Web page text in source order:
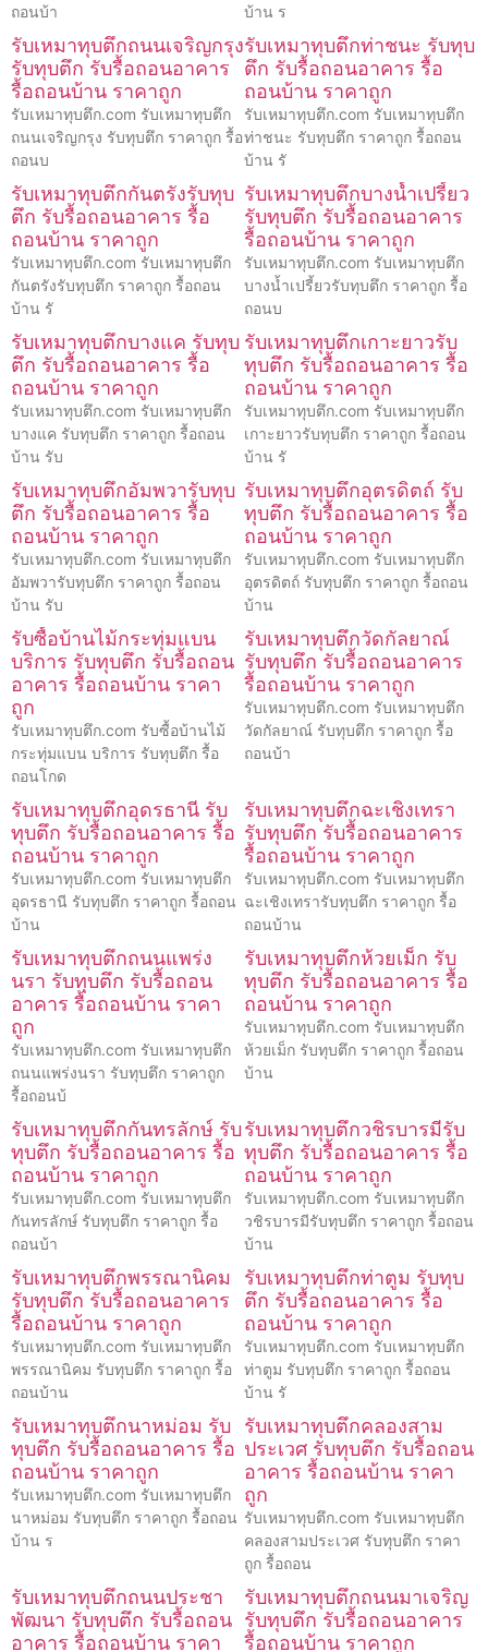
ถอนบ้า
บ้าน ร
รับเหมาทุบตึกถนนเจริญกรุง
รับทุบตึก รับรื้อถอนอาคาร
รื้อถอนบ้าน ราคาถูก
รับเหมาทุบตึก.com รับเหมาทุบตึก
ถนนเจริญกรุง รับทุบตึก ราคาถูก รื้อ
ถอนบ
รับเหมาทุบตึกท่าชนะ รับทุบ
ตึก รับรื้อถอนอาคาร รื้อ
ถอนบ้าน ราคาถูก
รับเหมาทุบตึก.com รับเหมาทุบตึก
ท่าชนะ รับทุบตึก ราคาถูก รื้อถอน
บ้าน รั
รับเหมาทุบตึกกันตรังรับทุบ
ตึก รับรื้อถอนอาคาร รื้อ
ถอนบ้าน ราคาถูก
รับเหมาทุบตึก.com รับเหมาทุบตึก
กันตรังรับทุบตึก ราคาถูก รื้อถอน
บ้าน รั
รับเหมาทุบตึกบางน้ำเปรี้ยว
รับทุบตึก รับรื้อถอนอาคาร
รื้อถอนบ้าน ราคาถูก
รับเหมาทุบตึก.com รับเหมาทุบตึก
บางน้ำเปรี้ยวรับทุบตึก ราคาถูก รื้อ
ถอนบ
รับเหมาทุบตึกบางแค รับทุบ
ตึก รับรื้อถอนอาคาร รื้อ
ถอนบ้าน ราคาถูก
รับเหมาทุบตึก.com รับเหมาทุบตึก
บางแค รับทุบตึก ราคาถูก รื้อถอน
บ้าน รับ
รับเหมาทุบตึกเกาะยาวรับ
ทุบตึก รับรื้อถอนอาคาร รื้อ
ถอนบ้าน ราคาถูก
รับเหมาทุบตึก.com รับเหมาทุบตึก
เกาะยาวรับทุบตึก ราคาถูก รื้อถอน
บ้าน รั
รับเหมาทุบตึกอัมพวารับทุบ
ตึก รับรื้อถอนอาคาร รื้อ
ถอนบ้าน ราคาถูก
รับเหมาทุบตึก.com รับเหมาทุบตึก
อัมพวารับทุบตึก ราคาถูก รื้อถอน
บ้าน รับ
รับเหมาทุบตึกอุตรดิตถ์ รับ
ทุบตึก รับรื้อถอนอาคาร รื้อ
ถอนบ้าน ราคาถูก
รับเหมาทุบตึก.com รับเหมาทุบตึก
อุตรดิตถ์ รับทุบตึก ราคาถูก รื้อถอน
บ้าน
รับซื้อบ้านไม้กระทุ่มแบน
บริการ รับทุบตึก รับรื้อถอน
อาคาร รื้อถอนบ้าน ราคา
ถูก
รับเหมาทุบตึก.com รับซื้อบ้านไม้
กระทุ่มแบน บริการ รับทุบตึก รื้อ
ถอนโกด
รับเหมาทุบตึกวัดกัลยาณ์
รับทุบตึก รับรื้อถอนอาคาร
รื้อถอนบ้าน ราคาถูก
รับเหมาทุบตึก.com รับเหมาทุบตึก
วัดกัลยาณ์ รับทุบตึก ราคาถูก รื้อ
ถอนบ้า
รับเหมาทุบตึกอุดรธานี รับ
ทุบตึก รับรื้อถอนอาคาร รื้อ
ถอนบ้าน ราคาถูก
รับเหมาทุบตึก.com รับเหมาทุบตึก
อุดรธานี รับทุบตึก ราคาถูก รื้อถอน
บ้าน
รับเหมาทุบตึกฉะเชิงเทรา
รับทุบตึก รับรื้อถอนอาคาร
รื้อถอนบ้าน ราคาถูก
รับเหมาทุบตึก.com รับเหมาทุบตึก
ฉะเชิงเทรารับทุบตึก ราคาถูก รื้อ
ถอนบ้าน
รับเหมาทุบตึกถนนแพร่ง
นรา รับทุบตึก รับรื้อถอน
อาคาร รื้อถอนบ้าน ราคา
ถูก
รับเหมาทุบตึก.com รับเหมาทุบตึก
ถนนแพร่งนรา รับทุบตึก ราคาถูก
รื้อถอนบ้
รับเหมาทุบตึกห้วยเม็ก รับ
ทุบตึก รับรื้อถอนอาคาร รื้อ
ถอนบ้าน ราคาถูก
รับเหมาทุบตึก.com รับเหมาทุบตึก
ห้วยเม็ก รับทุบตึก ราคาถูก รื้อถอน
บ้าน
รับเหมาทุบตึกกันทรลักษ์ รับ
ทุบตึก รับรื้อถอนอาคาร รื้อ
ถอนบ้าน ราคาถูก
รับเหมาทุบตึก.com รับเหมาทุบตึก
กันทรลักษ์ รับทุบตึก ราคาถูก รื้อ
ถอนบ้า
รับเหมาทุบตึกวชิรบารมีรับ
ทุบตึก รับรื้อถอนอาคาร รื้อ
ถอนบ้าน ราคาถูก
รับเหมาทุบตึก.com รับเหมาทุบตึก
วชิรบารมีรับทุบตึก ราคาถูก รื้อถอน
บ้าน
รับเหมาทุบตึกพรรณานิคม
รับทุบตึก รับรื้อถอนอาคาร
รื้อถอนบ้าน ราคาถูก
รับเหมาทุบตึก.com รับเหมาทุบตึก
พรรณานิคม รับทุบตึก ราคาถูก รื้อ
ถอนบ้าน
รับเหมาทุบตึกท่าตูม รับทุบ
ตึก รับรื้อถอนอาคาร รื้อ
ถอนบ้าน ราคาถูก
รับเหมาทุบตึก.com รับเหมาทุบตึก
ท่าตูม รับทุบตึก ราคาถูก รื้อถอน
บ้าน รั
รับเหมาทุบตึกนาหม่อม รับ
ทุบตึก รับรื้อถอนอาคาร รื้อ
ถอนบ้าน ราคาถูก
รับเหมาทุบตึก.com รับเหมาทุบตึก
นาหม่อม รับทุบตึก ราคาถูก รื้อถอน
บ้าน ร
รับเหมาทุบตึกคลองสาม
ประเวศ รับทุบตึก รับรื้อถอน
อาคาร รื้อถอนบ้าน ราคา
ถูก
รับเหมาทุบตึก.com รับเหมาทุบตึก
คลองสามประเวศ รับทุบตึก ราคา
ถูก รื้อถอน
รับเหมาทุบตึกถนนประชา
พัฒนา รับทุบตึก รับรื้อถอน
อาคาร รื้อถอนบ้าน ราคา
รับเหมาทุบตึกถนนมาเจริญ
รับทุบตึก รับรื้อถอนอาคาร
รื้อถอนบ้าน ราคาถูก